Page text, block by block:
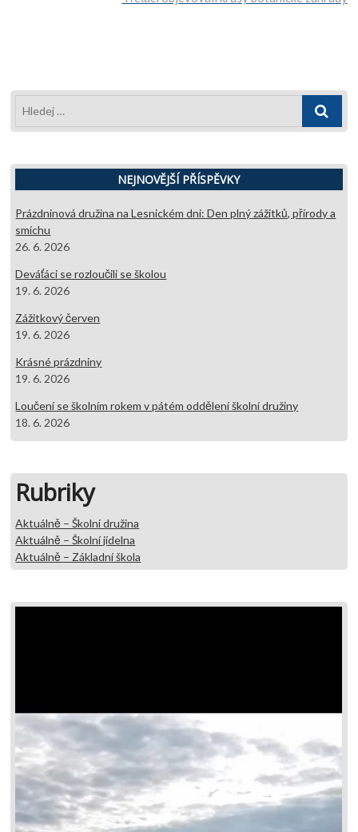
Hledej
NEJNOVĚJŠÍ PŘÍSPĚVKY
Prázdninová družina na Lesnickém dni: Den plný zážitků, přírody a
smíchu
26. 6. 2026
Deváťáci se rozloučili se školou
19. 6. 2026
Zážitkový červen
19. 6. 2026
Krásné prázdniny
19. 6. 2026
Loučení se školním rokem v pátém oddělení školní družiny
18. 6. 2026
Rubriky
Aktuálně – Školní družina
Aktuálně – Školní jídelna
Aktuálně – Základní škola